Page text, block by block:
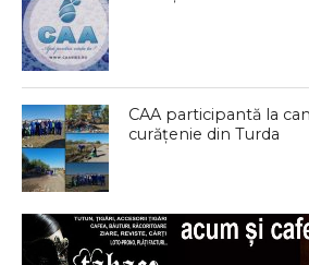
CAA participantă la
curățenie din Turda